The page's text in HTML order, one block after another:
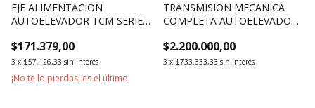
EJE ALIMENTACION
AUTOELEVADOR TCM SERIE
$171.379,00
3 x $57.126,33 sin interés
¡No te lo pierdas, es el último!
TRANSMISION MECANICA
COMPLETA AUTOELEVADOR
3500KG
$2.200.000,00
3 x $733.333,33 sin interés